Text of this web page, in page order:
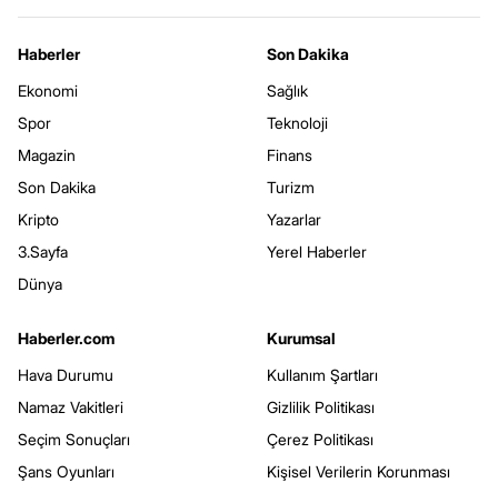
Haberler
Ekonomi
Spor
Magazin
Son Dakika
Kripto
3.Sayfa
Dünya
Son Dakika
Sağlık
Teknoloji
Finans
Turizm
Yazarlar
Yerel Haberler
Haberler.com
Hava Durumu
Namaz Vakitleri
Seçim Sonuçları
Şans Oyunları
Kurumsal
Kullanım Şartları
Gizlilik Politikası
Çerez Politikası
Kişisel Verilerin Korunması